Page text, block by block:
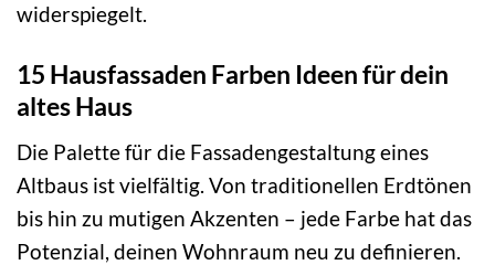
widerspiegelt.
15 Hausfassaden Farben Ideen für dein
altes Haus
Die Palette für die Fassadengestaltung eines
Altbaus ist vielfältig. Von traditionellen Erdtönen
bis hin zu mutigen Akzenten – jede Farbe hat das
Potenzial, deinen Wohnraum neu zu definieren.